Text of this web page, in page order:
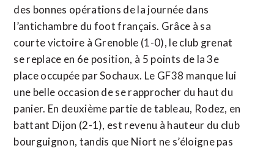
des bonnes opérations de la journée dans
l’antichambre du foot français. Grâce à sa
courte victoire à Grenoble (1-0), le club grenat
se replace en 6e position, à 5 points de la 3e
place occupée par Sochaux. Le GF38 manque lui
une belle occasion de se rapprocher du haut du
panier. En deuxième partie de tableau, Rodez, en
battant Dijon (2-1), est revenu à hauteur du club
bourguignon, tandis que Niort ne s’éloigne pas